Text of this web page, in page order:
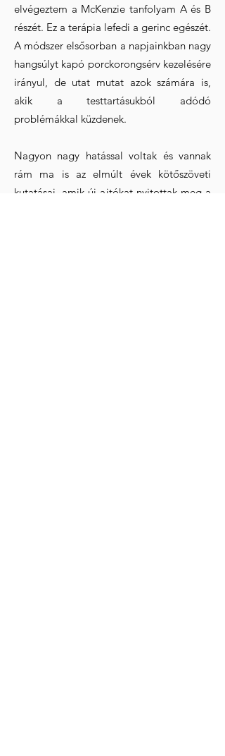
elvégeztem a McKenzie tanfolyam A és B
részét. Ez a terápia lefedi a gerinc egészét.
A módszer elsősorban a napjainkban nagy
hangsúlyt kapó porckorongsérv kezelésére
irányul, de utat mutat azok számára is,
akik a testtartásukból adódó
problémákkal küzdenek.
Nagyon nagy hatással voltak és vannak
rám ma is az elmúlt évek kötőszöveti
kutatásai, amik új ajtókat nyitottak meg a